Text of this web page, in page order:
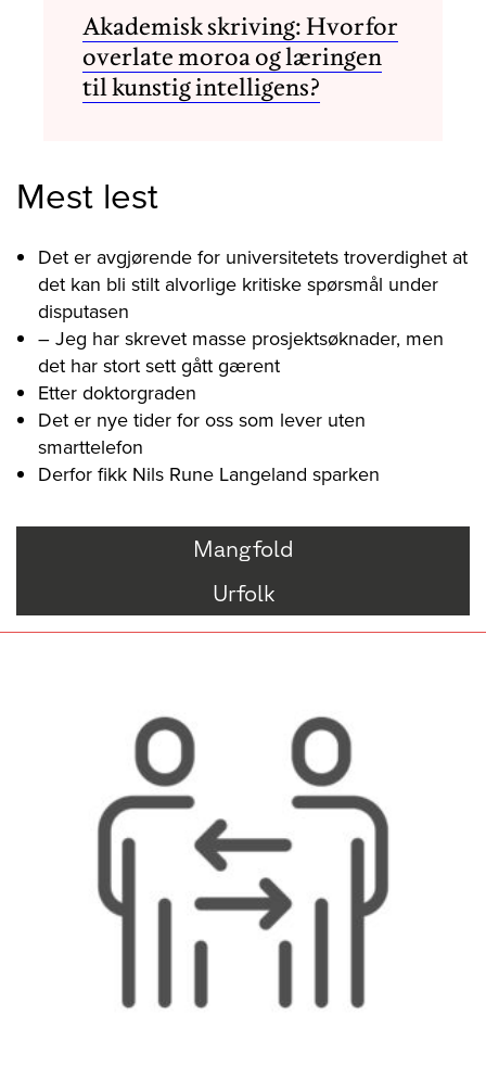
Akademisk skriving: Hvorfor
overlate moroa og læringen
til kunstig intelligens?
Mest lest
Det er avgjørende for universitetets troverdighet at
det kan bli stilt alvorlige kritiske spørsmål under
disputasen
– Jeg har skrevet masse prosjektsøknader, men
det har stort sett gått gærent
Etter doktorgraden
Det er nye tider for oss som lever uten
smarttelefon
Derfor fikk Nils Rune Langeland sparken
Mangfold
Urfolk